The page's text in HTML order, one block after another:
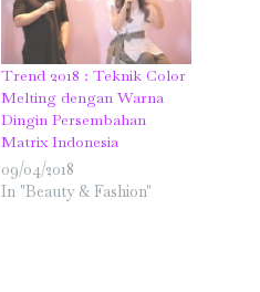
Trend 2018 : Teknik Color
Melting dengan Warna
Dingin Persembahan
Matrix Indonesia
09/04/2018
In "Beauty & Fashion"